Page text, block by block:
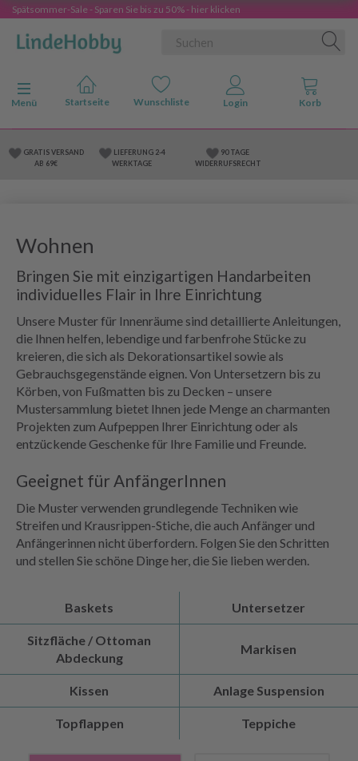
Spätsommer-Sale - Sparen Sie bis zu 50% - hier klicken
Anzeige ändern
Menü
GRATIS VERSAND
AB 69€
LIEFERUNG 2-4
WERKTAGE
90 TAGE
WIDERRUFSRECHT
Wohnen
Bringen Sie mit einzigartigen Handarbeiten
individuelles Flair in Ihre Einrichtung
Unsere Muster für Innenräume sind detaillierte Anleitungen,
die Ihnen helfen, lebendige und farbenfrohe Stücke zu
kreieren, die sich als Dekorationsartikel sowie als
Gebrauchsgegenstände eignen. Von Untersetzern bis zu
Körben, von Fußmatten bis zu Decken – unsere
Mustersammlung bietet Ihnen jede Menge an charmanten
Projekten zum Aufpeppen Ihrer Einrichtung oder als
entzückende Geschenke für Ihre Familie und Freunde.
Geeignet für AnfängerInnen
Die Muster verwenden grundlegende Techniken wie
Streifen und Krausrippen-Stiche, die auch Anfänger und
Anfängerinnen nicht überfordern. Folgen Sie den Schritten
und stellen Sie schöne Dinge her, die Sie lieben werden.
Baskets Untersetzer
Sitzfläche / Ottoman
Abdeckung
Markisen
Kissen Anlage Suspension
Topflappen Teppiche